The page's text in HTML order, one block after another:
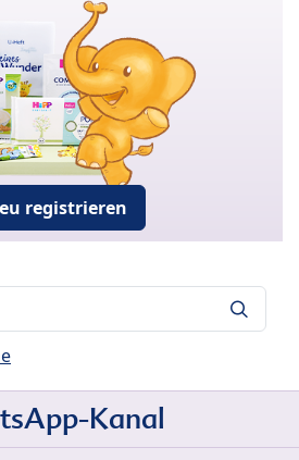
registrieren
Kanal